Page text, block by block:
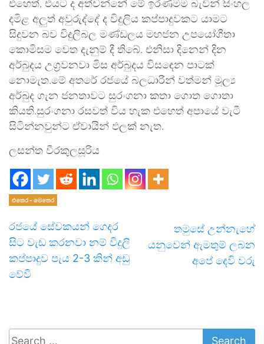
එහෙත්, එයට ද අත්වන්නේ මේ ඉරණමම බැවින් සිංහල
දමිළ අලුත් අවුරුද්දේ ද විදුලිය කප්පාදුවකට යාමට
සිදුවන බව විදුලිබල මණ්ඩලය මහජන උපයෝගීතා
කොමිසම වෙත දැනුම් දී තිබේ. එනිසා දිනෙන් දින
අර්බුදය උග්‍රවනවා මිස අර්බුදය විසඳෙන පාටක්
නොමැත.මේ අතරේ රජයේ බලධාරීන් වත්මන් මූල්‍ය
අර්බුද ගැන ජනතාවට සුරංගනා කතා ගොත ගොතා
කියති.සුරංගනා රසවත් විය හැක එහෙත් අපායේ වැටී
සිටින්නවුන්ට ඒවායින් ඵලක් නැත.
ලසන්ත වීරකුලසූරිය
එතෙර - මෙතෙර
රජයේ සේවකයන් ගෙදර
සිට වැඩ කරනවා නම් විදුලි
කප්පාදුව පැය 2-3 කින් අඩු
වේවි
තමුසේ උන්නැහේ
යනුවෙන් ඇමතුම් ලබන
අපේ දෙවි වරු